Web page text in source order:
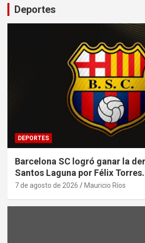
Deportes
DEPORTES
Barcelona SC logró ganar la
Santos Laguna por Félix Torres.
7 de agosto de 2026 Mauricio Ríos